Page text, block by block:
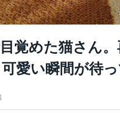
覚めた猫さん
愛い瞬間が待っ